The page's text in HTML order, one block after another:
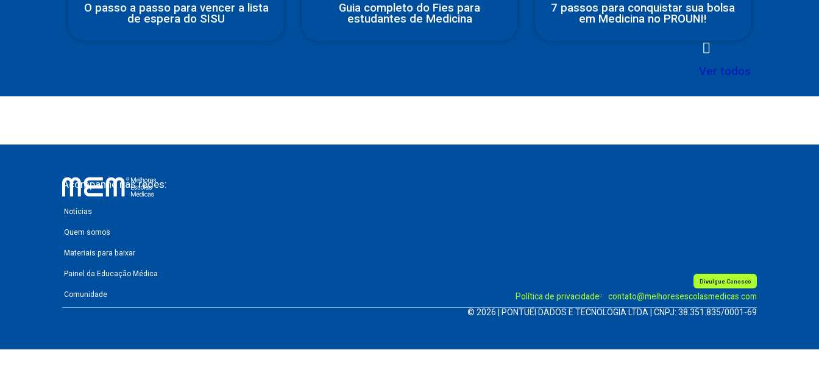
O passo a passo para vencer a lista
de espera do SISU
Guia completo do Fies para
estudantes de Medicina
7 passos para conquistar sua bolsa
em Medicina no PROUNI!
Ver todos
Acompanhe nas redes:
Notícias
Quem somos
Materiais para baixar
Painel da Educação Médica
Comunidade
Divulgue Conosco
Política de privacidade
contato@melhoresescolasmedicas.com
© 2026 | PONTUEI DADOS E TECNOLOGIA LTDA | CNPJ: 38.351.835/0001-69